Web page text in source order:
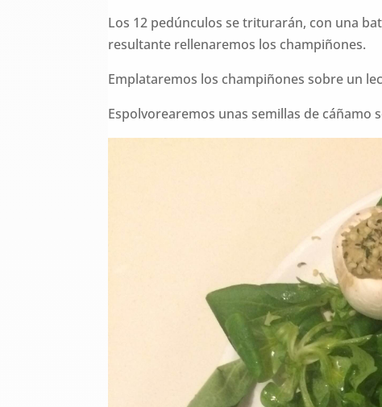
Los 12 pedúnculos se triturarán, con una
resultante rellenaremos los champiñones.
Emplataremos los champiñones sobre un
Espolvorearemos unas semillas de cáñamo